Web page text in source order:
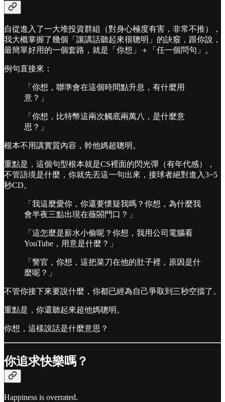
自從進入了一大堆投資群組（對身心極度有害，非常不推），
我大概掌握了幾個「讓講話聽起來很聰明」的訣竅，跟你說，
最簡單好用的一個套路，就是「你想」＋「任一個問句」。
例句直接來：
「你想，聯準會在這個時間點升息，有什麼用
意？」
「你想，比特幣這兩次觸底兩萬八，是什麼意
思？」
根本不用講實質內容，幹他媽超聰明。
重點是，這個句型根本就是CS裡面的閃光彈（有年代感），
不管語境是什麼，你就先丟這一句出來，接球者絕對進入3~5
秒CD。
「我這麼愛你，你還要懷疑我嗎？你想，為什麼我
會半夜三點出現在薇閤門口？」
「這怎麼是薪水小偷呢？你想，我用公司電腦看
YouTube，用意是什麼？」
「警官，你想，這把菜刀在他的肚子裡，原因是什
麼呢？」
不管你接下來要說什麼，你都已經為自己爭取到三秒空擋了。
重點是，你還聽起來超他媽聰明。
你想，這樣說話是什麼意思？
你追求快樂嗎？
Happiness is overrated.